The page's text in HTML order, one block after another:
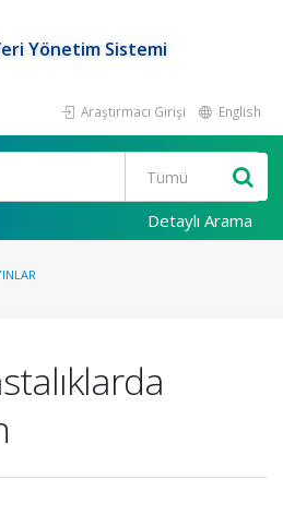
Yönetim Sistemi
Araştırmacı Girişi English
Detaylı Arama